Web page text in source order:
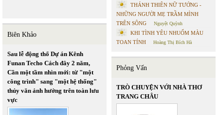
Biên Khảo
Sau lễ động thổ Dự án Kênh
Funan Techo Cách đây 2 năm,
Cần một tầm nhìn mới: từ "một
công trình" sang "một hệ thống"
thủy văn ảnh hưởng trên toàn lưu
vực
THÁNH THIÊN NỮ TƯỚNG -
NHỮNG NGƯỜI MẸ TRẦM MÌNH
TRÊN SÔNG
Nguyệt Quỳnh
KHI TÌNH YÊU NHUỐM MÀU
TOAN TÍNH
Hoàng Thị Bích Hà
Phỏng Vấn
TRÒ CHUYỆN VỚI NHÀ THƠ
TRANG CHÂU